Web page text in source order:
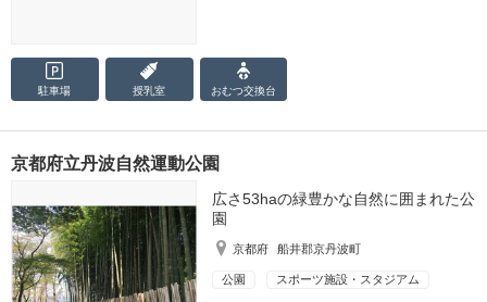
駐車場 授乳室 おむつ交換台
京都府立丹波自然運動公園
広さ53haの緑豊かな自然に囲まれた公
園
京都府 船井郡京丹波町
公園 スポーツ施設・スタジアム